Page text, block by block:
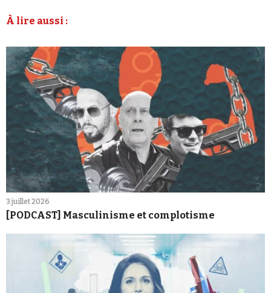
À lire aussi :
3 juillet 2026
[PODCAST] Masculinisme et complotisme